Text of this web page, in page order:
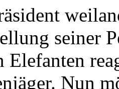
seiner
Elefanten
Nun